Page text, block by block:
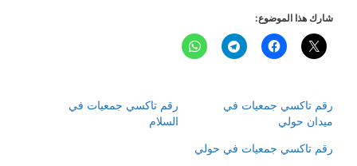
شارك هذا الموضوع:
رقم تاكسي جمعيات في
ميدان حولي
رقم تاكسي جمعيات في
السلام
رقم تاكسي جمعيات في حولي